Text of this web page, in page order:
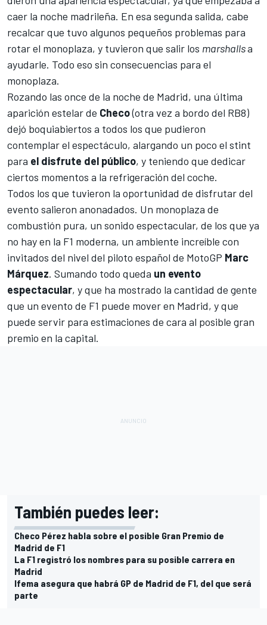
caer la noche madrileña. En esa segunda salida, cabe
recalcar que tuvo algunos pequeños problemas para
rotar el monoplaza, y tuvieron que salir los marshallsa
ayudarle. Todo eso sin consecuencias para el
monoplaza.
Rozando las once de la noche de Madrid, una última
aparición estelar de Checo(otra vez a bordo del RB8)
dejó boquiabiertos a todos los que pudieron
contemplar el espectáculo, alargando un poco el stint
para el disfrute del público, y teniendo que dedicar
ciertos momentos a la refrigeración del coche.
Todos los que tuvieron la oportunidad de disfrutar del
evento salieron anonadados. Un monoplaza de
combustión pura, un sonido espectacular, de los que ya
no hay en la F1 moderna, un ambiente increíble con
invitados del nivel del piloto español de MotoGP Marc
Márquez. Sumando todo queda un evento
espectacular, y que ha mostrado la cantidad de gente
que un evento de F1 puede mover en Madrid, y que
puede servir para estimaciones de cara al posible gran
premio en la capital.
También puedes leer:
Checo Pérez habla sobre el posible Gran Premio de
Madrid de F1
La F1 registró los nombres para su posible carrera en
Madrid
Ifema asegura que habrá GP de Madrid de F1, del que será
parte